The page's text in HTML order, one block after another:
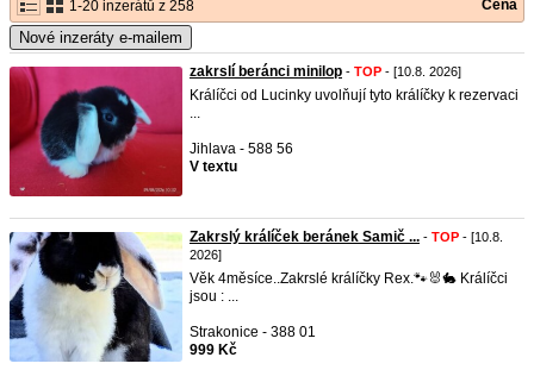
1-20 inzerátů z 258 Cena
Nové inzeráty e-mailem
zakrslí beránci minilop - TOP - [10.8. 2026]
Králíčci od Lucinky uvolňují tyto králíčky k rezervaci
...
Jihlava - 588 56
V textu
Zakrslý králíček beránek Samič ... - TOP - [10.8.
2026]
Věk 4měsíce..Zakrslé králíčky Rex.🐾🐰🐇 Králíčci
jsou : ...
Strakonice - 388 01
999 Kč